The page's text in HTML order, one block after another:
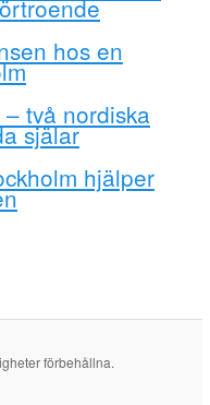
hos en
två nordiska
själar
hjälper
förbehållna.